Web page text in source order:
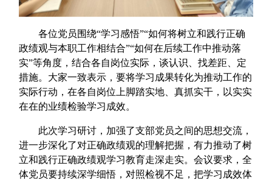
各位党员围绕“学习感悟”“如何将树立和践行正确
政绩观与本职工作相结合”“如何在后续工作中推动落
实”等角度，结合各自岗位实际，谈认识、找差距、定
措施。大家一致表示，要将学习成果转化为推动工作的
实际行动，在各自岗位上脚踏实地、真抓实干，以实实
在在的业绩检验学习成效。
此次学习研讨，加强了支部党员之间的思想交流，
进一步深化了对正确政绩观的理解把握，有力推动了树
立和践行正确政绩观学习教育走深走实。会议要求，全
体党员要持续深学细悟，对照检视不足，把学习成效体